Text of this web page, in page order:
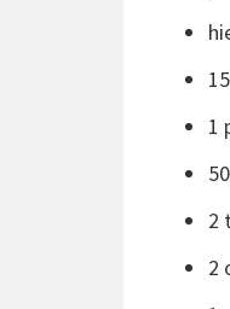
1
2
2